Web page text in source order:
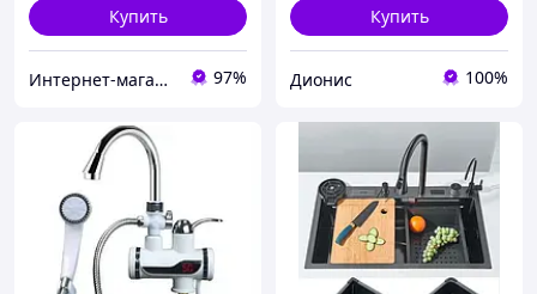
Купить
Интернет-магазин "SuperSantehnika" 97%
Купить
Дионис 100%